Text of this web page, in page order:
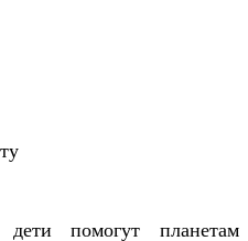
помогут планетам